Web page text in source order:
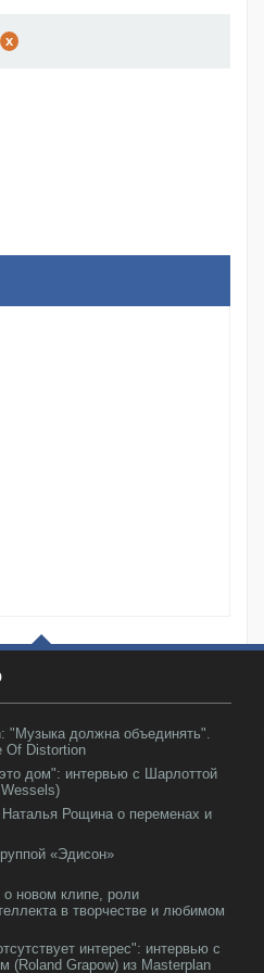
x
"Музыка должна объединять".
Of Distortion
дом": интервью с Шарлоттой
Рощина о переменах и
«Эдисон»
о новом клипе, роли
в творчестве и любимом
интерес": интервью с
(Roland Grapow) из Masterplan